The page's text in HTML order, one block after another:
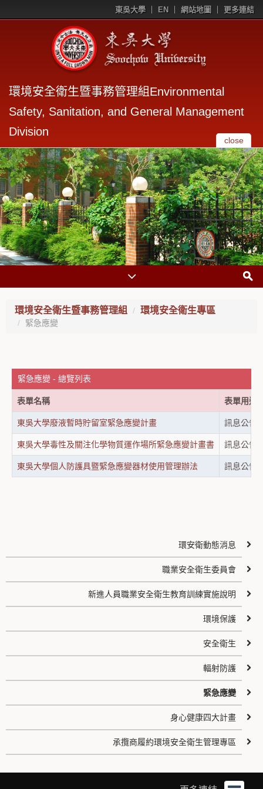
東吳大學 EN 網站地圖 更多連結
環境安全衛生暨事務管理組Environmental
Safety, Sanitation, and General Management
Division
close
環境安全衛生暨事務管理組 環境安全衛生專區
緊急應變
緊急應變 - 總覽列表
表單名稱 表單用途
東吳大學廢液暫時貯留室緊急應變計畫 訊息公告
東吳大學毒性及關注化學物質運作場所緊急應變計畫書 訊息公告
東吳大學個人防護具暨緊急應變器材使用管理辦法 訊息公告
環安衛動態消息
職業安全衛生委員會
新進人員職業安全衛生教育訓練實施說明
環境保護
安全衛生
輻射防護
緊急應變
身心健康四大計畫
承攬商履約環境安全衛生管理專區